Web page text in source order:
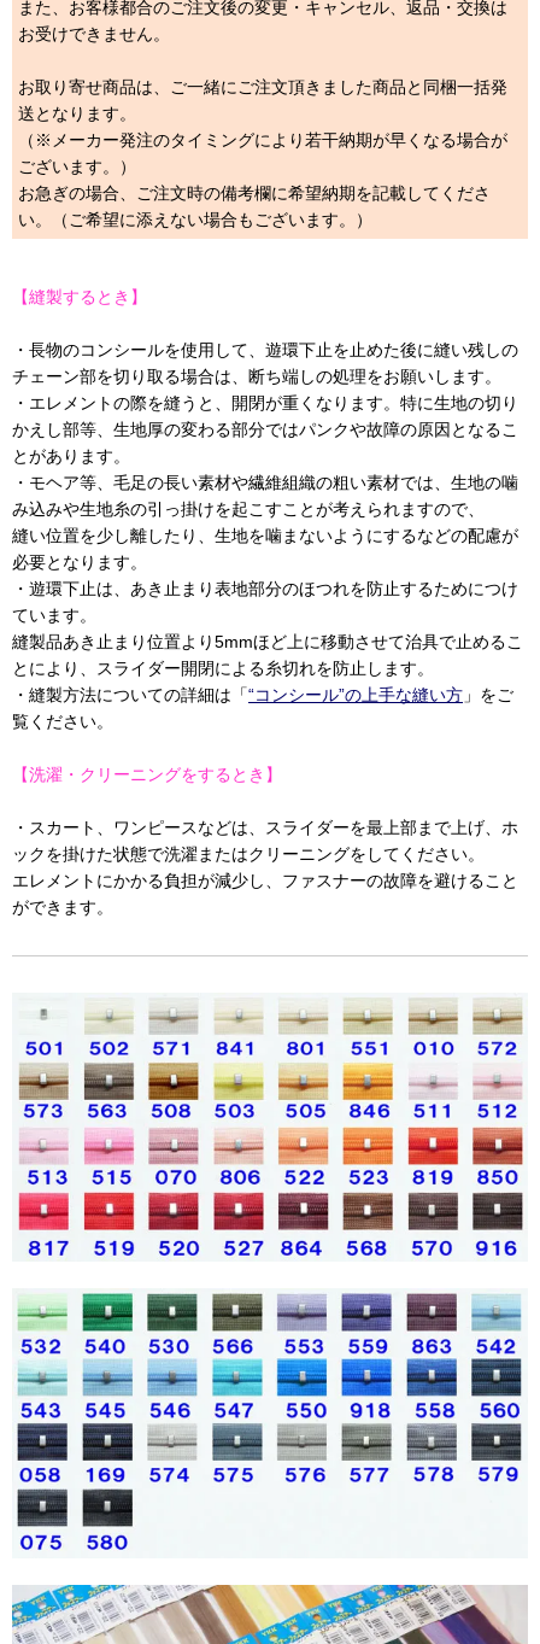
また、お客様都合のご注文後の変更・キャンセル、返品・交換は
お受けできません。
お取り寄せ商品は、ご一緒にご注文頂きました商品と同梱一括発
送となります。
（※メーカー発注のタイミングにより若干納期が早くなる場合が
ございます。）
お急ぎの場合、ご注文時の備考欄に希望納期を記載してくださ
い。（ご希望に添えない場合もございます。）
【縫製するとき】
・長物のコンシールを使用して、遊環下止を止めた後に縫い残しの
チェーン部を切り取る場合は、断ち端しの処理をお願いします。
・エレメントの際を縫うと、開閉が重くなります。特に生地の切り
かえし部等、生地厚の変わる部分ではパンクや故障の原因となるこ
とがあります。
・モヘア等、毛足の長い素材や繊維組織の粗い素材では、生地の噛
み込みや生地糸の引っ掛けを起こすことが考えられますので、
縫い位置を少し離したり、生地を噛まないようにするなどの配慮が
必要となります。
・遊環下止は、あき止まり表地部分のほつれを防止するためにつけ
ています。
縫製品あき止まり位置より5mmほど上に移動させて治具で止めるこ
とにより、スライダー開閉による糸切れを防止します。
・縫製方法についての詳細は「“コンシール”の上手な縫い方 」をご
覧ください。
【洗濯・クリーニングをするとき】
・スカート、ワンピースなどは、スライダーを最上部まで上げ、ホ
ックを掛けた状態で洗濯またはクリーニングをしてください。
エレメントにかかる負担が減少し、ファスナーの故障を避けること
ができます。